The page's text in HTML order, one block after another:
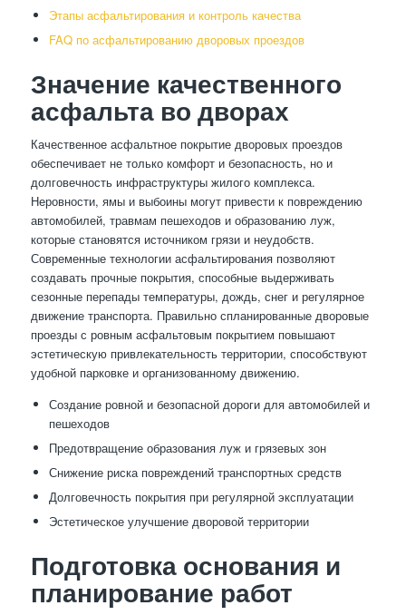
Этапы асфальтирования и контроль качества
FAQ по асфальтированию дворовых проездов
Значение качественного
асфальта во дворах
Качественное асфальтное покрытие дворовых проездов
обеспечивает не только комфорт и безопасность, но и
долговечность инфраструктуры жилого комплекса.
Неровности, ямы и выбоины могут привести к повреждению
автомобилей, травмам пешеходов и образованию луж,
которые становятся источником грязи и неудобств.
Современные технологии асфальтирования позволяют
создавать прочные покрытия, способные выдерживать
сезонные перепады температуры, дождь, снег и регулярное
движение транспорта. Правильно спланированные дворовые
проезды с ровным асфальтовым покрытием повышают
эстетическую привлекательность территории, способствуют
удобной парковке и организованному движению.
Создание ровной и безопасной дороги для автомобилей и
пешеходов
Предотвращение образования луж и грязевых зон
Снижение риска повреждений транспортных средств
Долговечность покрытия при регулярной эксплуатации
Эстетическое улучшение дворовой территории
Подготовка основания и
планирование работ